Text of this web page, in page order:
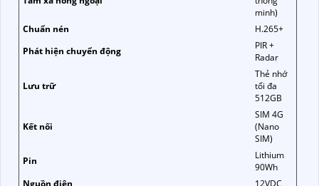
minh)
Chuẩn nén
H.265+
Phát hiện chuyển động
PIR +
Radar
Lưu trữ
Thẻ nhớ
tối đa
512GB
Kết nối
SIM 4G
(Nano
SIM)
Pin
Lithium
90Wh